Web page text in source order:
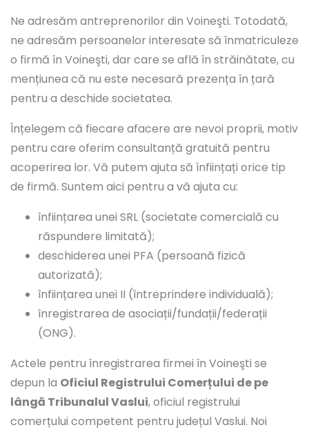
Ne adresăm antreprenorilor din Voineşti. Totodată,
ne adresăm persoanelor interesate să înmatriculeze
o firmă în Voineşti, dar care se află în străinătate, cu
mențiunea că nu este necesară prezența în țară
pentru a deschide societatea.
Înțelegem că fiecare afacere are nevoi proprii, motiv
pentru care oferim consultanță gratuită pentru
acoperirea lor. Vă putem ajuta să înființați orice tip
de firmă. Suntem aici pentru a vă ajuta cu:
înființarea unei SRL (societate comercială cu
răspundere limitată);
deschiderea unei PFA (persoană fizică
autorizată);
înființarea unei II (întreprindere individuală);
înregistrarea de asociații/fundații/federații
(ONG).
Actele pentru înregistrarea firmei în Voineşti se
depun la Oficiul Registrului Comerțului de pe
lângă Tribunalul Vaslui, oficiul registrului
comerțului competent pentru județul Vaslui. Noi